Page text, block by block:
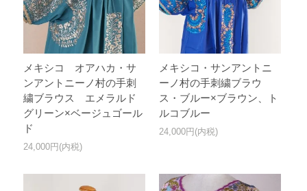
メキシコ オアハカ・サ
ンアントニーノ村の手刺
繍ブラウス エメラルド
グリーン×ベージュゴール
ド
24,000円(内税)
メキシコ・サンアントニ
ーノ村の手刺繍ブラウ
ス・ブルー×ブラウン、ト
ルコブルー
24,000円(内税)